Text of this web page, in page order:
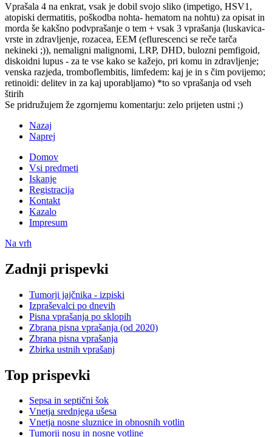
Vprašala 4 na enkrat, vsak je dobil svojo sliko (impetigo, HSV1,
atopiski dermatitis, poškodba nohta- hematom na nohtu) za opisat in
morda še kakšno podvprašanje o tem + vsak 3 vprašanja (luskavica-
vrste in zdravljenje, rozacea, EEM (eflurescenci se reče tarča
nekineki ;)), nemaligni malignomi, LRP, DHD, bulozni pemfigoid,
diskoidni lupus - za te vse kako se kažejo, pri komu in zdravljenje;
venska razjeda, tromboflembitis, limfedem: kaj je in s čim povijemo;
retinoidi: delitev in za kaj uporabljamo) *to so vprašanja od vseh
štirih
Se pridružujem že zgornjemu komentarju: zelo prijeten ustni ;)
Nazaj
Naprej
Domov
Vsi predmeti
Iskanje
Registracija
Kontakt
Kazalo
Impresum
Na vrh
Zadnji prispevki
Tumorji jajčnika - izpiski
Izpraševalci po dnevih
Pisna vprašanja po sklopih
Zbrana pisna vprašanja (od 2020)
Zbrana pisna vprašanja
Zbirka ustnih vprašanj
Top prispevki
Sepsa in septični šok
Vnetja srednjega ušesa
Vnetja nosne sluznice in obnosnih votlin
Tumorji nosu in nosne votline